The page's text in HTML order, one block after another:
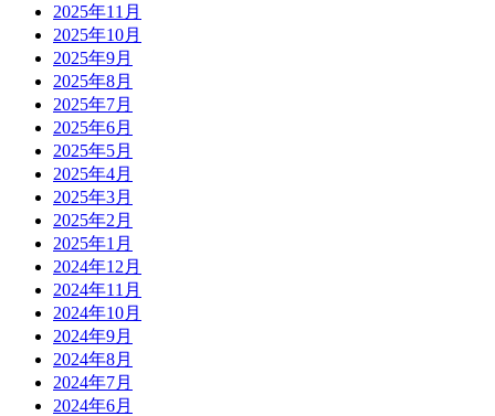
2025年11月
2025年10月
2025年9月
2025年8月
2025年7月
2025年6月
2025年5月
2025年4月
2025年3月
2025年2月
2025年1月
2024年12月
2024年11月
2024年10月
2024年9月
2024年8月
2024年7月
2024年6月